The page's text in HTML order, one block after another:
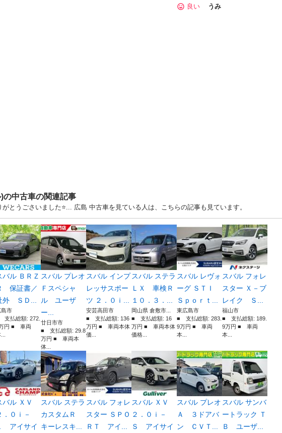
良い
うみ
の中古車の関連記事
とうごさいました⭐️... 広島 中古車を見ている人は、こちらの記事も見ています。
バル ＢＲＺ
保証書／
外 ＳＤ...
島市
払総額: 272.
円 ■ 車両
スバル プレオ
Ｆスペシャ
ル ユーザ
ー...
廿日市市
■ 支払総額: 29.8
万円 ■ 車両本
体...
スバル インプ
レッサスポー
ツ ２．０ｉ...
安芸高田市
■ 支払総額: 136
万円 ■ 車両本体
価...
スバル ステラ
ＬＸ 車検Ｒ
１０．３．...
岡山県 倉敷市...
■ 支払総額: 16
万円 ■ 車両本体
価格...
スバル レヴォ
ーグ ＳＴＩ
Ｓｐｏｒｔ...
東広島市
■ 支払総額: 283.
9万円 ■ 車両
本...
スバル フォレ
スター Ｘ－ブ
レイク Ｓ...
福山市
■ 支払総額: 189.
9万円 ■ 車両
本...
バル ＸＶ
．０ｉ－
アイサイ
スバル ステラ
カスタムＲ
キーレスキ...
スバル フォレ
スター ＳＰＯ
ＲＴ アイ...
スバル ＸＶ
２．０ｉ－
Ｓ アイサイ
スバル プレオ
Ａ ３ドアバ
ン ＣＶＴ...
スバル サンバ
ートラック Ｔ
Ｂ ユーザ...